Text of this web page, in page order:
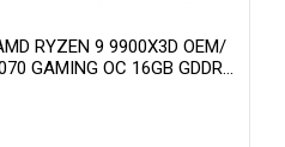
RYZEN 9 9900X3D OEM/
GAMING OC 16GB GDDR6